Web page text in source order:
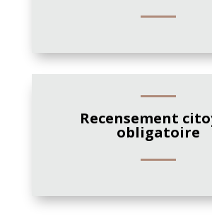
Recensement
obligatoire